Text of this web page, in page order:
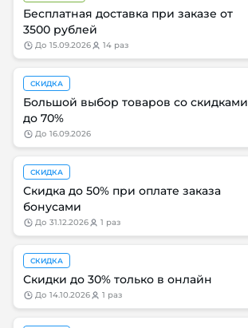
Бесплатная доставка при заказе от
3500 рублей
до 15.09.2026 14 раз
СКИДКА
Большой выбор товаров со скидками
до 70%
до 16.09.2026
СКИДКА
Скидка до 50% при оплате заказа
бонусами
до 31.12.2026 1 раз
СКИДКА
Скидки до 30% только в онлайн
до 14.10.2026 1 раз